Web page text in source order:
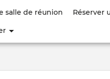
salle de réunion Réserver